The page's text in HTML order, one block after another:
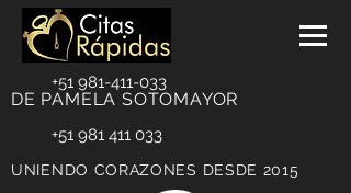
+51 981-411-033
DE PAMELA SOTOMAYOR
+51 981 411 033
UNIENDO CORAZONES DESDE 2015